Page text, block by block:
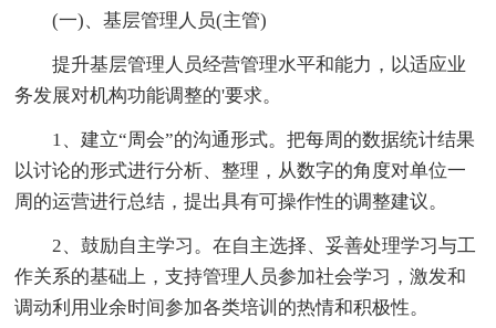
(一)、基层管理人员(主管)
提升基层管理人员经营管理水平和能力，以适应业
务发展对机构功能调整的'要求。
1、建立“周会”的沟通形式。把每周的数据统计结果
以讨论的形式进行分析、整理，从数字的角度对单位一
周的运营进行总结，提出具有可操作性的调整建议。
2、鼓励自主学习。在自主选择、妥善处理学习与工
作关系的基础上，支持管理人员参加社会学习，激发和
调动利用业余时间参加各类培训的热情和积极性。